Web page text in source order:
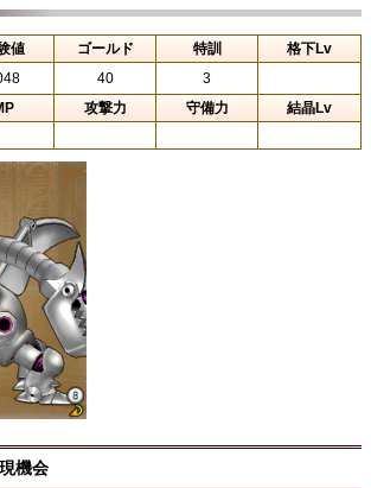
値 ゴールド 特訓
格下Lv
40
3
攻撃力 守備力 結晶Lv
機会